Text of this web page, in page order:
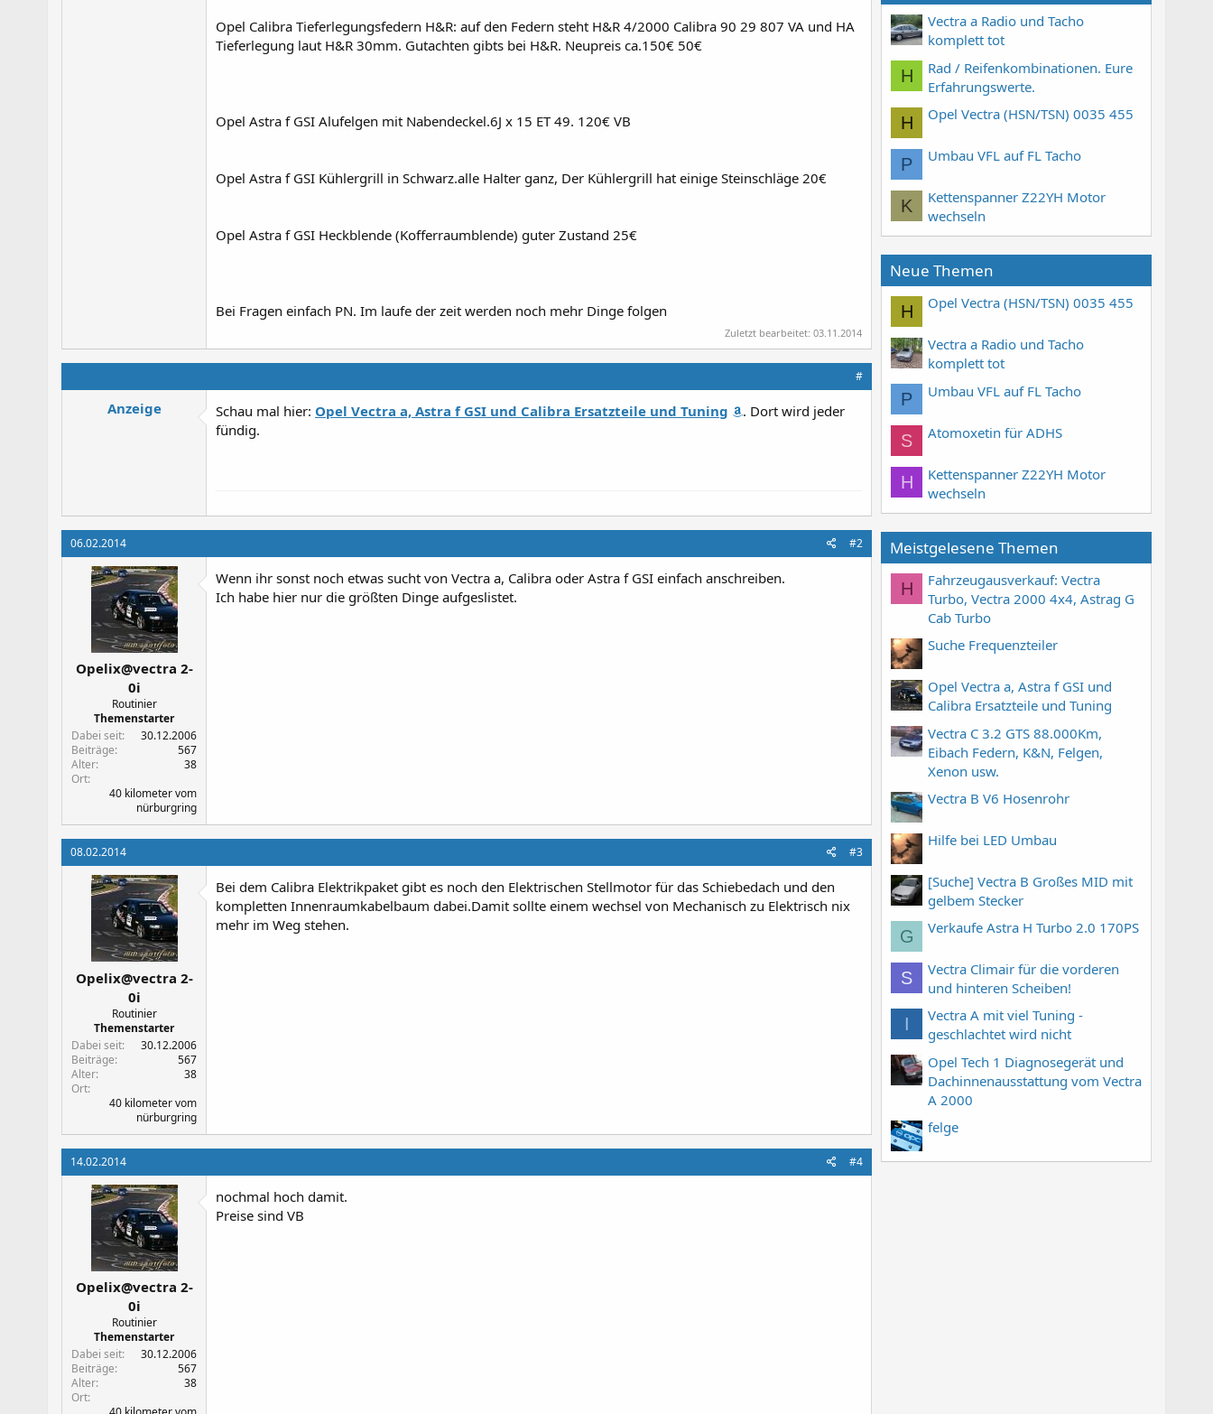
Opel Calibra Tieferlegungsfedern H&R: auf den Federn steht H&R 4/2000 Calibra 90 29 807 VA und HA
Tieferlegung laut H&R 30mm. Gutachten gibts bei H&R. Neupreis ca.150€ 50€
Opel Astra f GSI Alufelgen mit Nabendeckel.6J x 15 ET 49. 120€ VB
Opel Astra f GSI Kühlergrill in Schwarz.alle Halter ganz, Der Kühlergrill hat einige Steinschläge 20€
Opel Astra f GSI Heckblende (Kofferraumblende) guter Zustand 25€
Bei Fragen einfach PN. Im laufe der zeit werden noch mehr Dinge folgen
Zuletzt bearbeitet: 03.11.2014
#
Anzeige Schau mal hier: Opel Vectra a, Astra f GSI und Calibra Ersatzteile und Tuning
. Dort wird jeder
fündig.
06.02.2014 #2
Opelix@vectra 2-
0i
Routinier
Themenstarter
Dabei seit
30.12.2006
Beiträge
567
Alter
38
Ort
40 kilometer vom
nürburgring
Wenn ihr sonst noch etwas sucht von Vectra a, Calibra oder Astra f GSI einfach anschreiben.
Ich habe hier nur die größten Dinge aufgeslistet.
08.02.2014 #3
Opelix@vectra 2-
0i
Routinier
Themenstarter
Dabei seit
30.12.2006
Beiträge
567
Alter
38
Ort
40 kilometer vom
nürburgring
Bei dem Calibra Elektrikpaket gibt es noch den Elektrischen Stellmotor für das Schiebedach und den
kompletten Innenraumkabelbaum dabei.Damit sollte einem wechsel von Mechanisch zu Elektrisch nix
mehr im Weg stehen.
14.02.2014 #4
Opelix@vectra 2-
0i
Routinier
Themenstarter
Dabei seit
30.12.2006
Beiträge
567
Alter
38
Ort
nochmal hoch damit.
Preise sind VB
Vectra a Radio und Tacho
komplett tot
H
Rad / Reifenkombinationen. Eure
Erfahrungswerte.
H Opel Vectra (HSN/TSN) 0035 455
P Umbau VFL auf FL Tacho
K
Kettenspanner Z22YH Motor
wechseln
Neue Themen
H Opel Vectra (HSN/TSN) 0035 455
Vectra a Radio und Tacho
komplett tot
P Umbau VFL auf FL Tacho
S Atomoxetin für ADHS
H
Kettenspanner Z22YH Motor
wechseln
Meistgelesene Themen
H
Fahrzeugausverkauf: Vectra
Turbo, Vectra 2000 4x4, Astrag G
Cab Turbo
Suche Frequenzteiler
Opel Vectra a, Astra f GSI und
Calibra Ersatzteile und Tuning
Vectra C 3.2 GTS 88.000Km,
Eibach Federn, K&N, Felgen,
Xenon usw.
Vectra B V6 Hosenrohr
Hilfe bei LED Umbau
[Suche] Vectra B Großes MID mit
gelbem Stecker
G Verkaufe Astra H Turbo 2.0 170PS
S
Vectra Climair für die vorderen
und hinteren Scheiben!
I
Vectra A mit viel Tuning -
geschlachtet wird nicht
Opel Tech 1 Diagnosegerät und
Dachinnenausstattung vom Vectra
A 2000
felge